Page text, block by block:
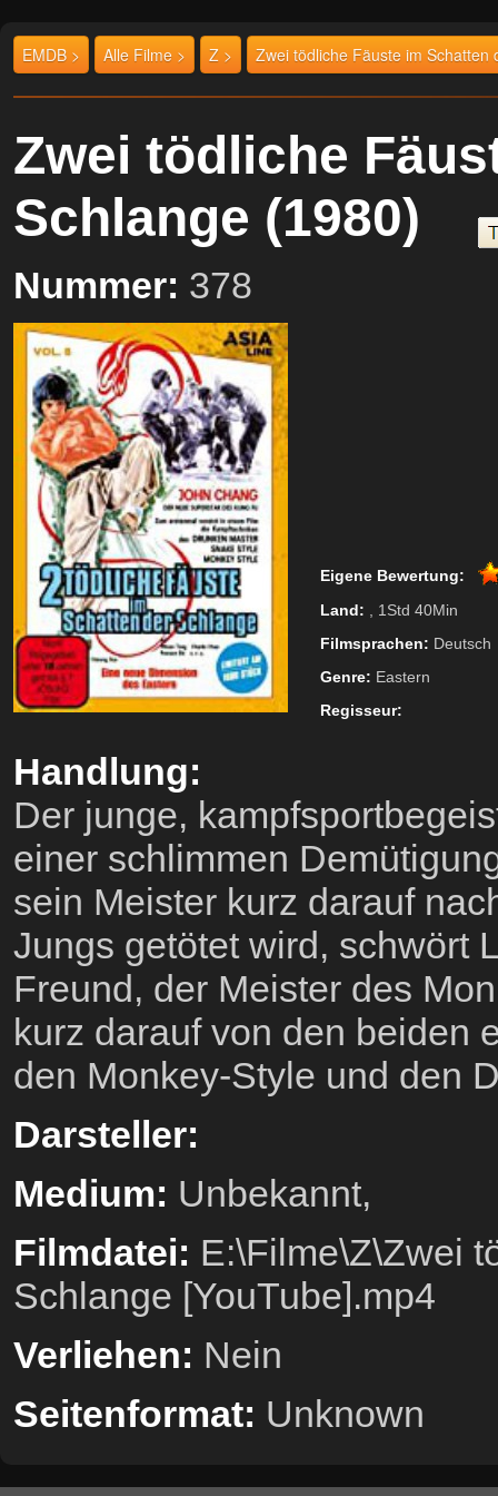
EMDB > Alle Filme > Z > Zwei tödliche Fäuste im Schatten
Zwei tödliche
Schlange (1980)
Nummer: 378
Eigene Bewertung:
Land: , 1Std 40Min
Filmsprachen: Deutsch
Genre: Eastern
Regisseur:
Handlung:
Der junge,
einer schlimmen
sein Meister kurz darauf
Jungs getötet wird, schwört
Freund, der Meister des
kurz darauf von den beiden
den Monkey-Style und den
Darsteller:
Medium: Unbekannt,
Filmdatei: E:\Filme\Z\Zwei
Schlange [YouTube].mp4
Verliehen: Nein
Seitenformat: Unknown